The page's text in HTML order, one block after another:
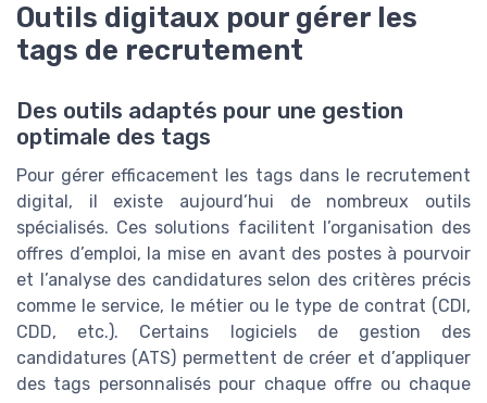
Outils digitaux pour gérer les
tags de recrutement
Des outils adaptés pour une gestion
optimale des tags
Pour gérer efficacement les tags dans le recrutement
digital, il existe aujourd’hui de nombreux outils
spécialisés. Ces solutions facilitent l’organisation des
offres d’emploi, la mise en avant des postes à pourvoir
et l’analyse des candidatures selon des critères précis
comme le service, le métier ou le type de contrat (CDI,
CDD, etc.). Certains logiciels de gestion des
candidatures (ATS) permettent de créer et d’appliquer
des tags personnalisés pour chaque offre ou chaque